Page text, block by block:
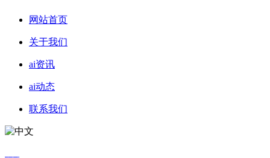
网站首页
关于我们
ai资讯
ai动态
联系我们